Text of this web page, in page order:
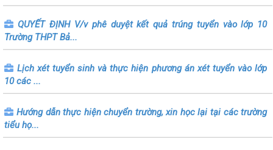
QUYẾT ĐỊNH V/v phê duyệt kết quả trúng tuyển vào lớp 10
Trường THPT Bả...
Lịch xét tuyển sinh và thực hiện phương án xét tuyển vào lớp
10 các ...
Hướng dẫn thực hiện chuyển trường, xin học lại tại các trường
tiểu họ...